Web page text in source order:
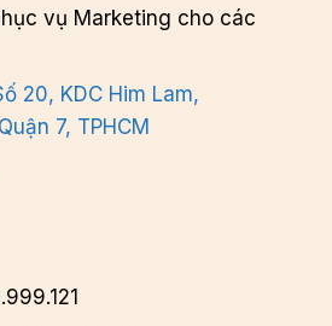
vụ Marketing cho các
20, KDC Him Lam,
7, TPHCM